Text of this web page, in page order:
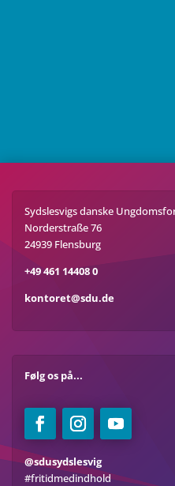
Sydslesvigs danske
Norderstraße 76
24939 Flensburg
+49 461 14408 0
kontoret@sdu.de
Følg os på...
@sdusydslesvig
#fritidmedindhold